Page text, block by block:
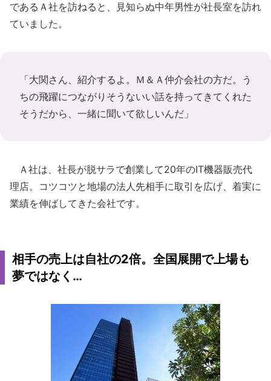
であるＡ社を訪ねると、見知らぬ中年男性が社長室を訪れ
ていました。
「大関さん、紹介するよ。Ｍ＆Ａ仲介会社の方だ。う
ちの飛躍につながりそうないい話を持ってきてくれた
そうだから、一緒に聞いて欲しいんだ」
Ａ社は、社長が脱サラで創業して20年のIT機器販売代
理店。コツコツと地場の法人先相手に取引を広げ、着実に
業績を伸ばしてきた会社です。
相手の売上は自社の2倍。全国展開で上場も
夢ではなく…